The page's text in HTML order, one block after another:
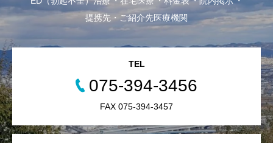
提携先・ご紹介先医療機関
TEL
075-394-3456
FAX 075-394-3457